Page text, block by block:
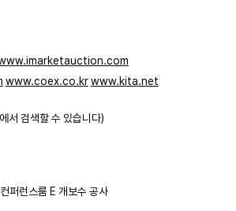
www.coex.co.kr www.kita.net
서 검색할 수 있습니다)
퍼런스룸 E 개보수 공사